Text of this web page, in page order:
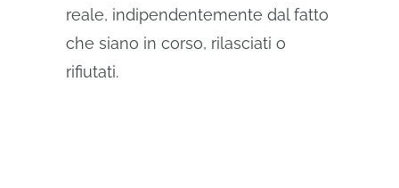
reale, indipendentemente dal fatto
che siano in corso, rilasciati o
rifiutati.